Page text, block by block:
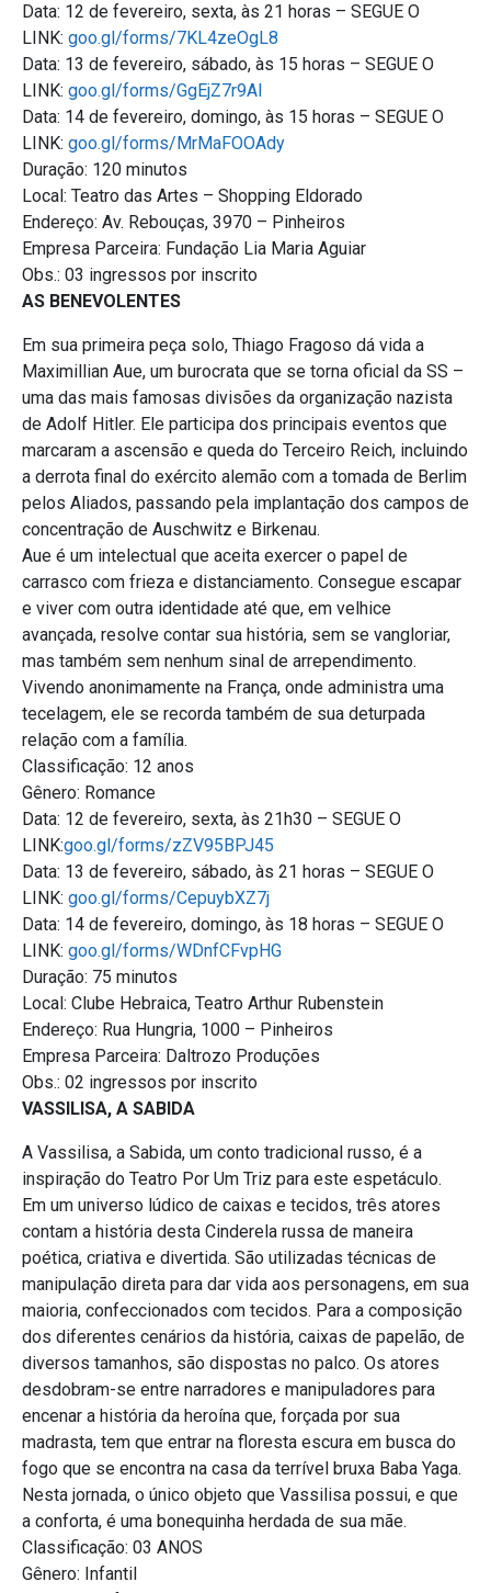
Data: 12 de fevereiro, sexta, às 21 horas – SEGUE O
LINK: goo.gl/forms/7KL4zeOgL8
Data: 13 de fevereiro, sábado, às 15 horas – SEGUE O
LINK: goo.gl/forms/GgEjZ7r9AI
Data: 14 de fevereiro, domingo, às 15 horas – SEGUE O
LINK: goo.gl/forms/MrMaFOOAdy
Duração: 120 minutos
Local: Teatro das Artes – Shopping Eldorado
Endereço: Av. Rebouças, 3970 – Pinheiros
Empresa Parceira: Fundação Lia Maria Aguiar
Obs.: 03 ingressos por inscrito
AS BENEVOLENTES
Em sua primeira peça solo, Thiago Fragoso dá vida a
Maximillian Aue, um burocrata que se torna oficial da SS –
uma das mais famosas divisões da organização nazista
de Adolf Hitler. Ele participa dos principais eventos que
marcaram a ascensão e queda do Terceiro Reich, incluindo
a derrota final do exército alemão com a tomada de Berlim
pelos Aliados, passando pela implantação dos campos de
concentração de Auschwitz e Birkenau.
Aue é um intelectual que aceita exercer o papel de
carrasco com frieza e distanciamento. Consegue escapar
e viver com outra identidade até que, em velhice
avançada, resolve contar sua história, sem se vangloriar,
mas também sem nenhum sinal de arrependimento.
Vivendo anonimamente na França, onde administra uma
tecelagem, ele se recorda também de sua deturpada
relação com a família.
Classificação: 12 anos
Gênero: Romance
Data: 12 de fevereiro, sexta, às 21h30 – SEGUE O
LINK:goo.gl/forms/zZV95BPJ45
Data: 13 de fevereiro, sábado, às 21 horas – SEGUE O
LINK: goo.gl/forms/CepuybXZ7j
Data: 14 de fevereiro, domingo, às 18 horas – SEGUE O
LINK: goo.gl/forms/WDnfCFvpHG
Duração: 75 minutos
Local: Clube Hebraica, Teatro Arthur Rubenstein
Endereço: Rua Hungria, 1000 – Pinheiros
Empresa Parceira: Daltrozo Produções
Obs.: 02 ingressos por inscrito
VASSILISA, A SABIDA
A Vassilisa, a Sabida, um conto tradicional russo, é a
inspiração do Teatro Por Um Triz para este espetáculo.
Em um universo lúdico de caixas e tecidos, três atores
contam a história desta Cinderela russa de maneira
poética, criativa e divertida. São utilizadas técnicas de
manipulação direta para dar vida aos personagens, em sua
maioria, confeccionados com tecidos. Para a composição
dos diferentes cenários da história, caixas de papelão, de
diversos tamanhos, são dispostas no palco. Os atores
desdobram-se entre narradores e manipuladores para
encenar a história da heroína que, forçada por sua
madrasta, tem que entrar na floresta escura em busca do
fogo que se encontra na casa da terrível bruxa Baba Yaga.
Nesta jornada, o único objeto que Vassilisa possui, e que
a conforta, é uma bonequinha herdada de sua mãe.
Classificação: 03 ANOS
Gênero: Infantil